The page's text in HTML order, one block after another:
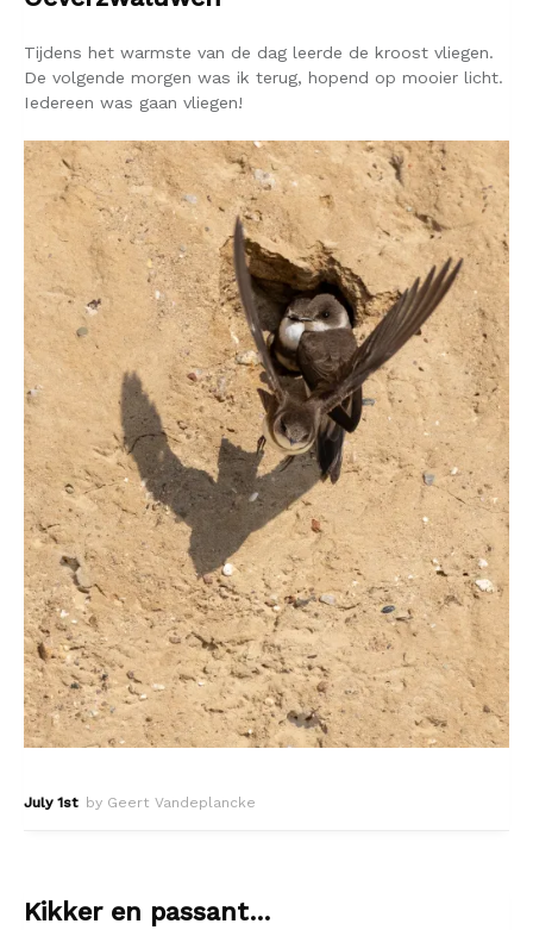
Tijdens het warmste van de dag leerde de kroost vliegen.
De volgende morgen was ik terug, hopend op mooier licht.
Iedereen was gaan vliegen!
July 1st by Geert Vandeplancke
Kikker en passant…